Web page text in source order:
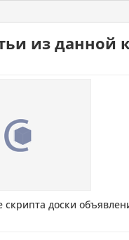
из данной
доски